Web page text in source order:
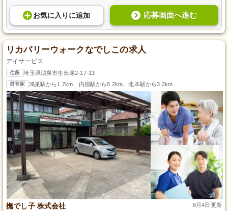
お気に入り に追加 応募画面へ進む
リカバリーウォークなでしこの求人
デイサービス
住所 埼玉県鴻巣市生出塚2-17-13
最寄駅 鴻巣駅から1.7km、内宿駅から8.2km、北本駅から3.2km
撫でし子 株式会社 8月4日更新